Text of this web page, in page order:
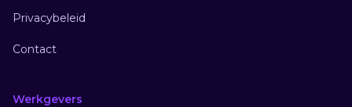
Privacybeleid
Contact
Werkgevers